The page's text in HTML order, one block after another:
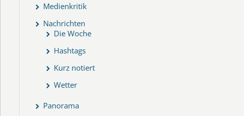
Medienkritik
Nachrichten
Die Woche
Hashtags
Kurz notiert
Wetter
Panorama